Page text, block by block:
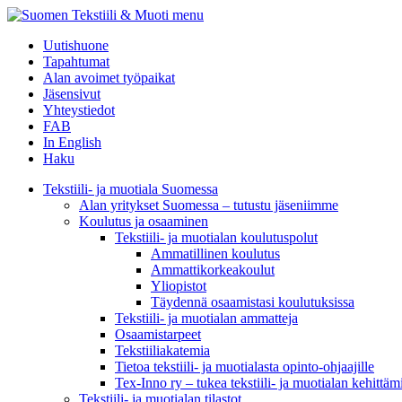
menu
Uutishuone
Tapahtumat
Alan avoimet työpaikat
Jäsensivut
Yhteystiedot
FAB
In English
Haku
Tekstiili- ja muotiala Suomessa
Alan yritykset Suomessa – tutustu jäseniimme
Koulutus ja osaaminen
Tekstiili- ja muotialan koulutuspolut
Ammatillinen koulutus
Ammattikorkeakoulut
Yliopistot
Täydennä osaamistasi koulutuksissa
Tekstiili- ja muotialan ammatteja
Osaamistarpeet
Tekstiiliakatemia
Tietoa tekstiili- ja muotialasta opinto-ohjaajille
Tex-Inno ry – tukea tekstiili- ja muotialan
Tekstiili- ja muotialan tilastot